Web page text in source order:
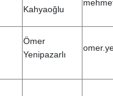
Kahyaoğlu
Ömer
Yenipazarlı